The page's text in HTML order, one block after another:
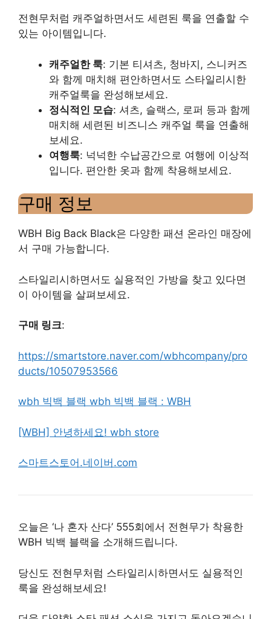
전현무처럼 캐주얼하면서도 세련된 룩을 연출할 수
있는 아이템입니다.
캐주얼한 룩: 기본 티셔츠, 청바지, 스니커즈
와 함께 매치해 편안하면서도 스타일리시한
캐주얼룩을 완성해보세요.
정식적인 모습: 셔츠, 슬랙스, 로퍼 등과 함께
매치해 세련된 비즈니스 캐주얼 룩을 연출해
보세요.
여행룩: 넉넉한 수납공간으로 여행에 이상적
입니다. 편안한 옷과 함께 착용해보세요.
구매 정보
WBH Big Back Black은 다양한 패션 온라인 매장에
서 구매 가능합니다.
스타일리시하면서도 실용적인 가방을 찾고 있다면
이 아이템을 살펴보세요.
구매 링크:
https://smartstore.naver.com/wbhcompany/pro
ducts/10507953566
wbh 빅백 블랙 wbh 빅백 블랙 : WBH
[WBH] 안녕하세요! wbh store
스마트스토어.네이버.com
오늘은 ‘나 혼자 산다’ 555회에서 전현무가 착용한
WBH 빅백 블랙을 소개해드립니다.
당신도 전현무처럼 스타일리시하면서도 실용적인
룩을 완성해보세요!